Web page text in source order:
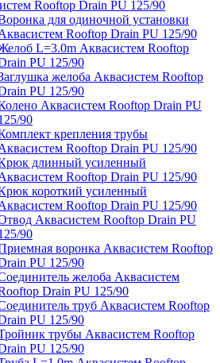
Rooftop Drain PU 125/90
для одиночной установки
Rooftop Drain PU 125/90
L=3.0m Аквасистем Rooftop
PU 125/90
желоба Аквасистем Rooftop
PU 125/90
Аквасистем Rooftop Drain PU
90
крепления трубы
Rooftop Drain PU 125/90
длинный усиленный
Rooftop Drain PU 125/90
короткий усиленный
Rooftop Drain PU 125/90
Аквасистем Rooftop Drain PU
90
воронка Аквасистем Rooftop
PU 125/90
желоба Аквасистем
Drain PU 125/90
труб Аквасистем Rooftop
PU 125/90
трубы Аквасистем Rooftop
PU 125/90